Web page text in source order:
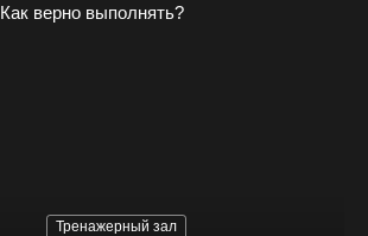
Как верно выполнять?
Тренажерный зал